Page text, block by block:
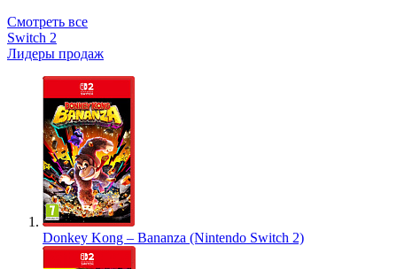
Смотреть все
Switch 2
Лидеры продаж
Donkey Kong – Bananza (Nintendo Switch 2)